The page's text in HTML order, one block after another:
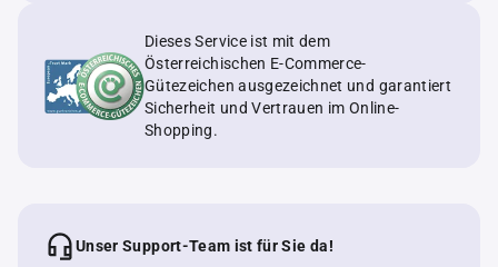
Dieses Service ist mit dem
Österreichischen E-Commerce-
Gütezeichen ausgezeichnet und garantiert
Sicherheit und Vertrauen im Online-
Shopping.
Unser Support-Team ist für Sie da!